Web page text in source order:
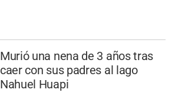
Murió una nena de 3 años tras
caer con sus padres al lago
Nahuel Huapi